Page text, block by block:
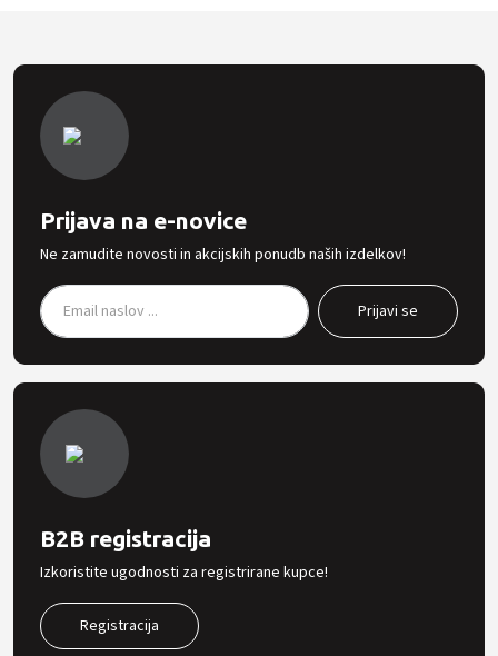
Prijava na e-novice
Ne zamudite novosti in akcijskih ponudb naših izdelkov!
B2B registracija
Izkoristite ugodnosti za registrirane kupce!
Registracija